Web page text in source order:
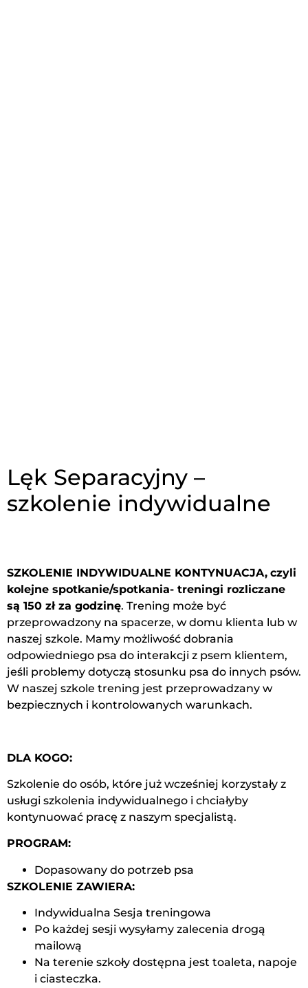
Lęk Separacyjny –
szkolenie indywidualne
SZKOLENIE INDYWIDUALNE KONTYNUACJA, czyli
kolejne spotkanie/spotkania- treningi rozliczane
są 150 zł za godzinę. Trening może być
przeprowadzony na spacerze, w domu klienta lub w
naszej szkole. Mamy możliwość dobrania
odpowiedniego psa do interakcji z psem klientem,
jeśli problemy dotyczą stosunku psa do innych psów.
W naszej szkole trening jest przeprowadzany w
bezpiecznych i kontrolowanych warunkach.
DLA KOGO:
Szkolenie do osób, które już wcześniej korzystały z
usługi szkolenia indywidualnego i chciałyby
kontynuować pracę z naszym specjalistą.
PROGRAM:
Dopasowany do potrzeb psa
SZKOLENIE ZAWIERA:
Indywidualna Sesja treningowa
Po każdej sesji wysyłamy zalecenia drogą
mailową
Na terenie szkoły dostępna jest toaleta, napoje
i ciasteczka.